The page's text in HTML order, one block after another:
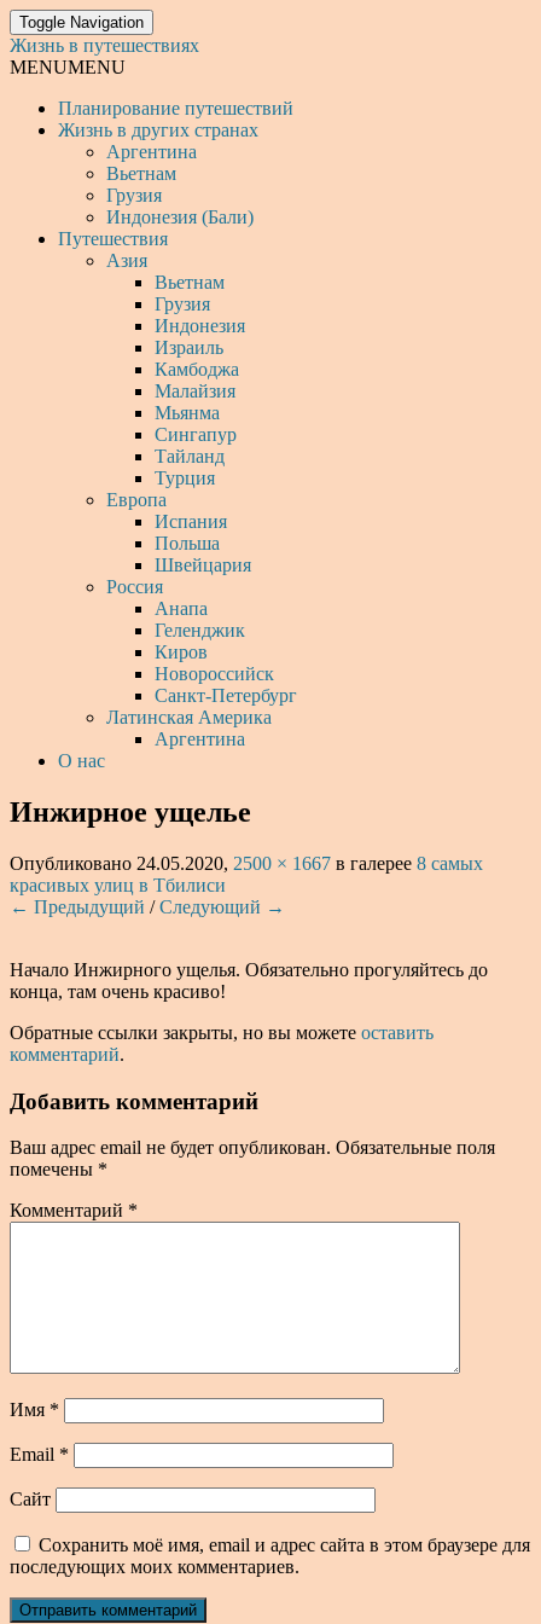
Toggle Navigation
Жизнь в путешествиях
MENUMENU
Планирование путешествий
Жизнь в других странах
Аргентина
Вьетнам
Грузия
Индонезия (Бали)
Путешествия
Азия
Вьетнам
Грузия
Индонезия
Израиль
Камбоджа
Малайзия
Мьянма
Сингапур
Тайланд
Турция
Европа
Испания
Польша
Швейцария
Россия
Анапа
Геленджик
Киров
Новороссийск
Санкт-Петербург
Латинская Америка
Аргентина
О нас
Инжирное ущелье
Опубликовано 24.05.2020, 2500 × 1667 в галерее 8 самых
красивых улиц в Тбилиси
← Предыдущий /Следующий →
Начало Инжирного ущелья. Обязательно прогуляйтесь до
конца, там очень красиво!
Обратные ссылки закрыты, но вы можете оставить
комментарий.
Добавить комментарий
Ваш адрес email не будет опубликован. Обязательные поля
помечены *
Комментарий *
Имя *
Email *
Сайт
Сохранить моё имя, email и адрес сайта в этом браузере для
последующих моих комментариев.